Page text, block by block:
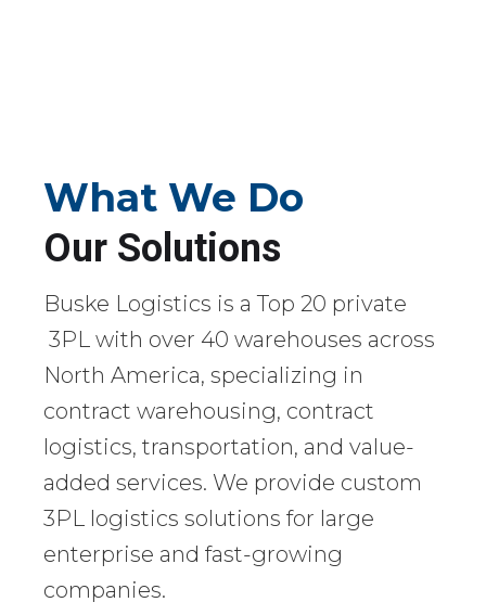
What We Do
Our Solutions
Buske Logistics is a Top 20 private
3PL with over 40 warehouses across
North America, specializing in
contract warehousing, contract
logistics, transportation, and value-
added services. We provide custom
3PL logistics solutions for large
enterprise and fast-growing
companies.